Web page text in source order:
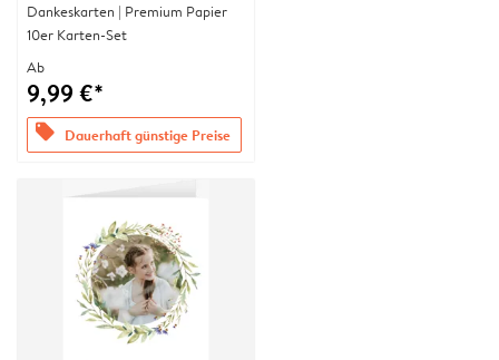
Dankeskarten | Premium Papier
10er Karten-Set
Ab
9,99 €*
offers Dauerhaft günstige Preise